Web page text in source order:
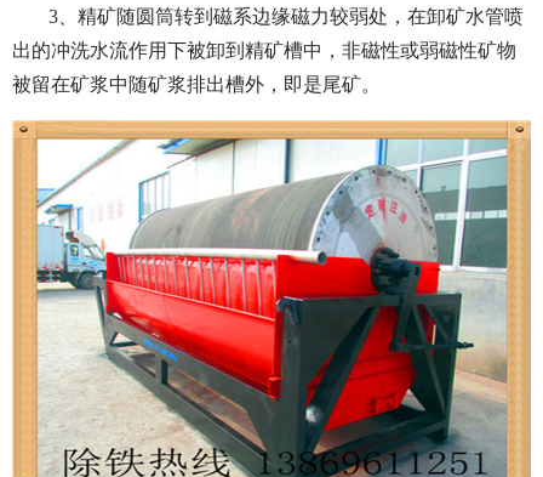
3、精矿随圆筒转到磁系边缘磁力较弱处，在卸矿水管喷
出的冲洗水流作用下被卸到精矿槽中，非磁性或弱磁性矿物
被留在矿浆中随矿浆排出槽外，即是尾矿。